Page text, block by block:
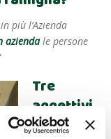
più l’Azienda
aziendale persone
Tre
aggettivi
per